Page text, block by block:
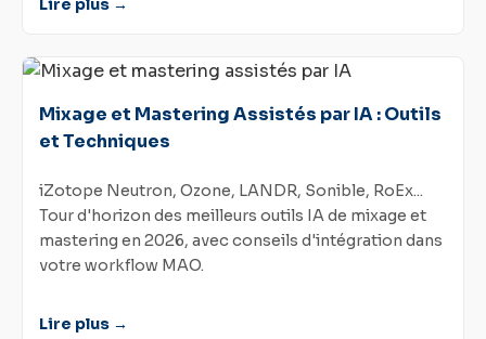
Lire plus →
Mixage et Mastering Assistés par IA : Outils
et Techniques
iZotope Neutron, Ozone, LANDR, Sonible, RoEx...
Tour d'horizon des meilleurs outils IA de mixage et
mastering en 2026, avec conseils d'intégration dans
votre workflow MAO.
Lire plus →